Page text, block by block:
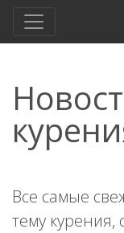
Все самые
тему